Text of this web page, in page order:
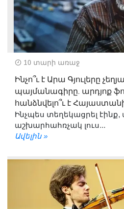
10 տարի առաջ
Ինչո՞ւ է Արա Գյուլերը
պայմանագիրը. արդյոք
հանձնվելո՞ւ է
Ինչպես տեղեկացրել էինք,
աշխարհահռչակ լուս...
Ավելին »